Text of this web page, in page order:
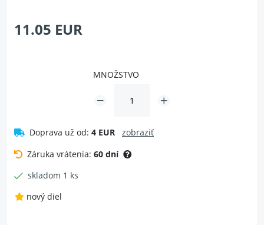
11.05 EUR
MNOŽSTVO
Doprava už od: 4 EUR
zobraziť
Záruka vrátenia: 60 dní
skladom 1 ks
nový diel